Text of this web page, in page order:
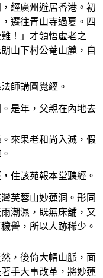
經廣州避居香港。初
遷往青山寺過夏。四
！」才領悟虛老之
山下村公菴山麓，自
師講圓覺經。
是年，父親在內地去
來果老和尚入滅，假
住該苑報本堂聽經。
芙蓉山妙蓮洞。形同
潮濕，既無床舖，又
譽，所以人跡稀少。
，後倚大帽山脈，面
手大事改革，將妙蓮